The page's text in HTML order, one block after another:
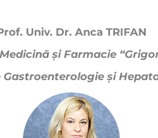
Univ. Dr. Anca TRIFAN
şi Farmacie
şi